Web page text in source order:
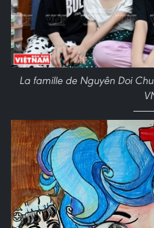
La famille de Nguyên Doi